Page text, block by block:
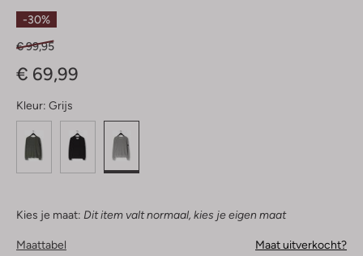
-30%
€ 99,95
€ 69,99
Kleur: Grijs
Kies je maat: Dit item valt normaal, kies je eigen maat
Maattabel Maat uitverkocht?